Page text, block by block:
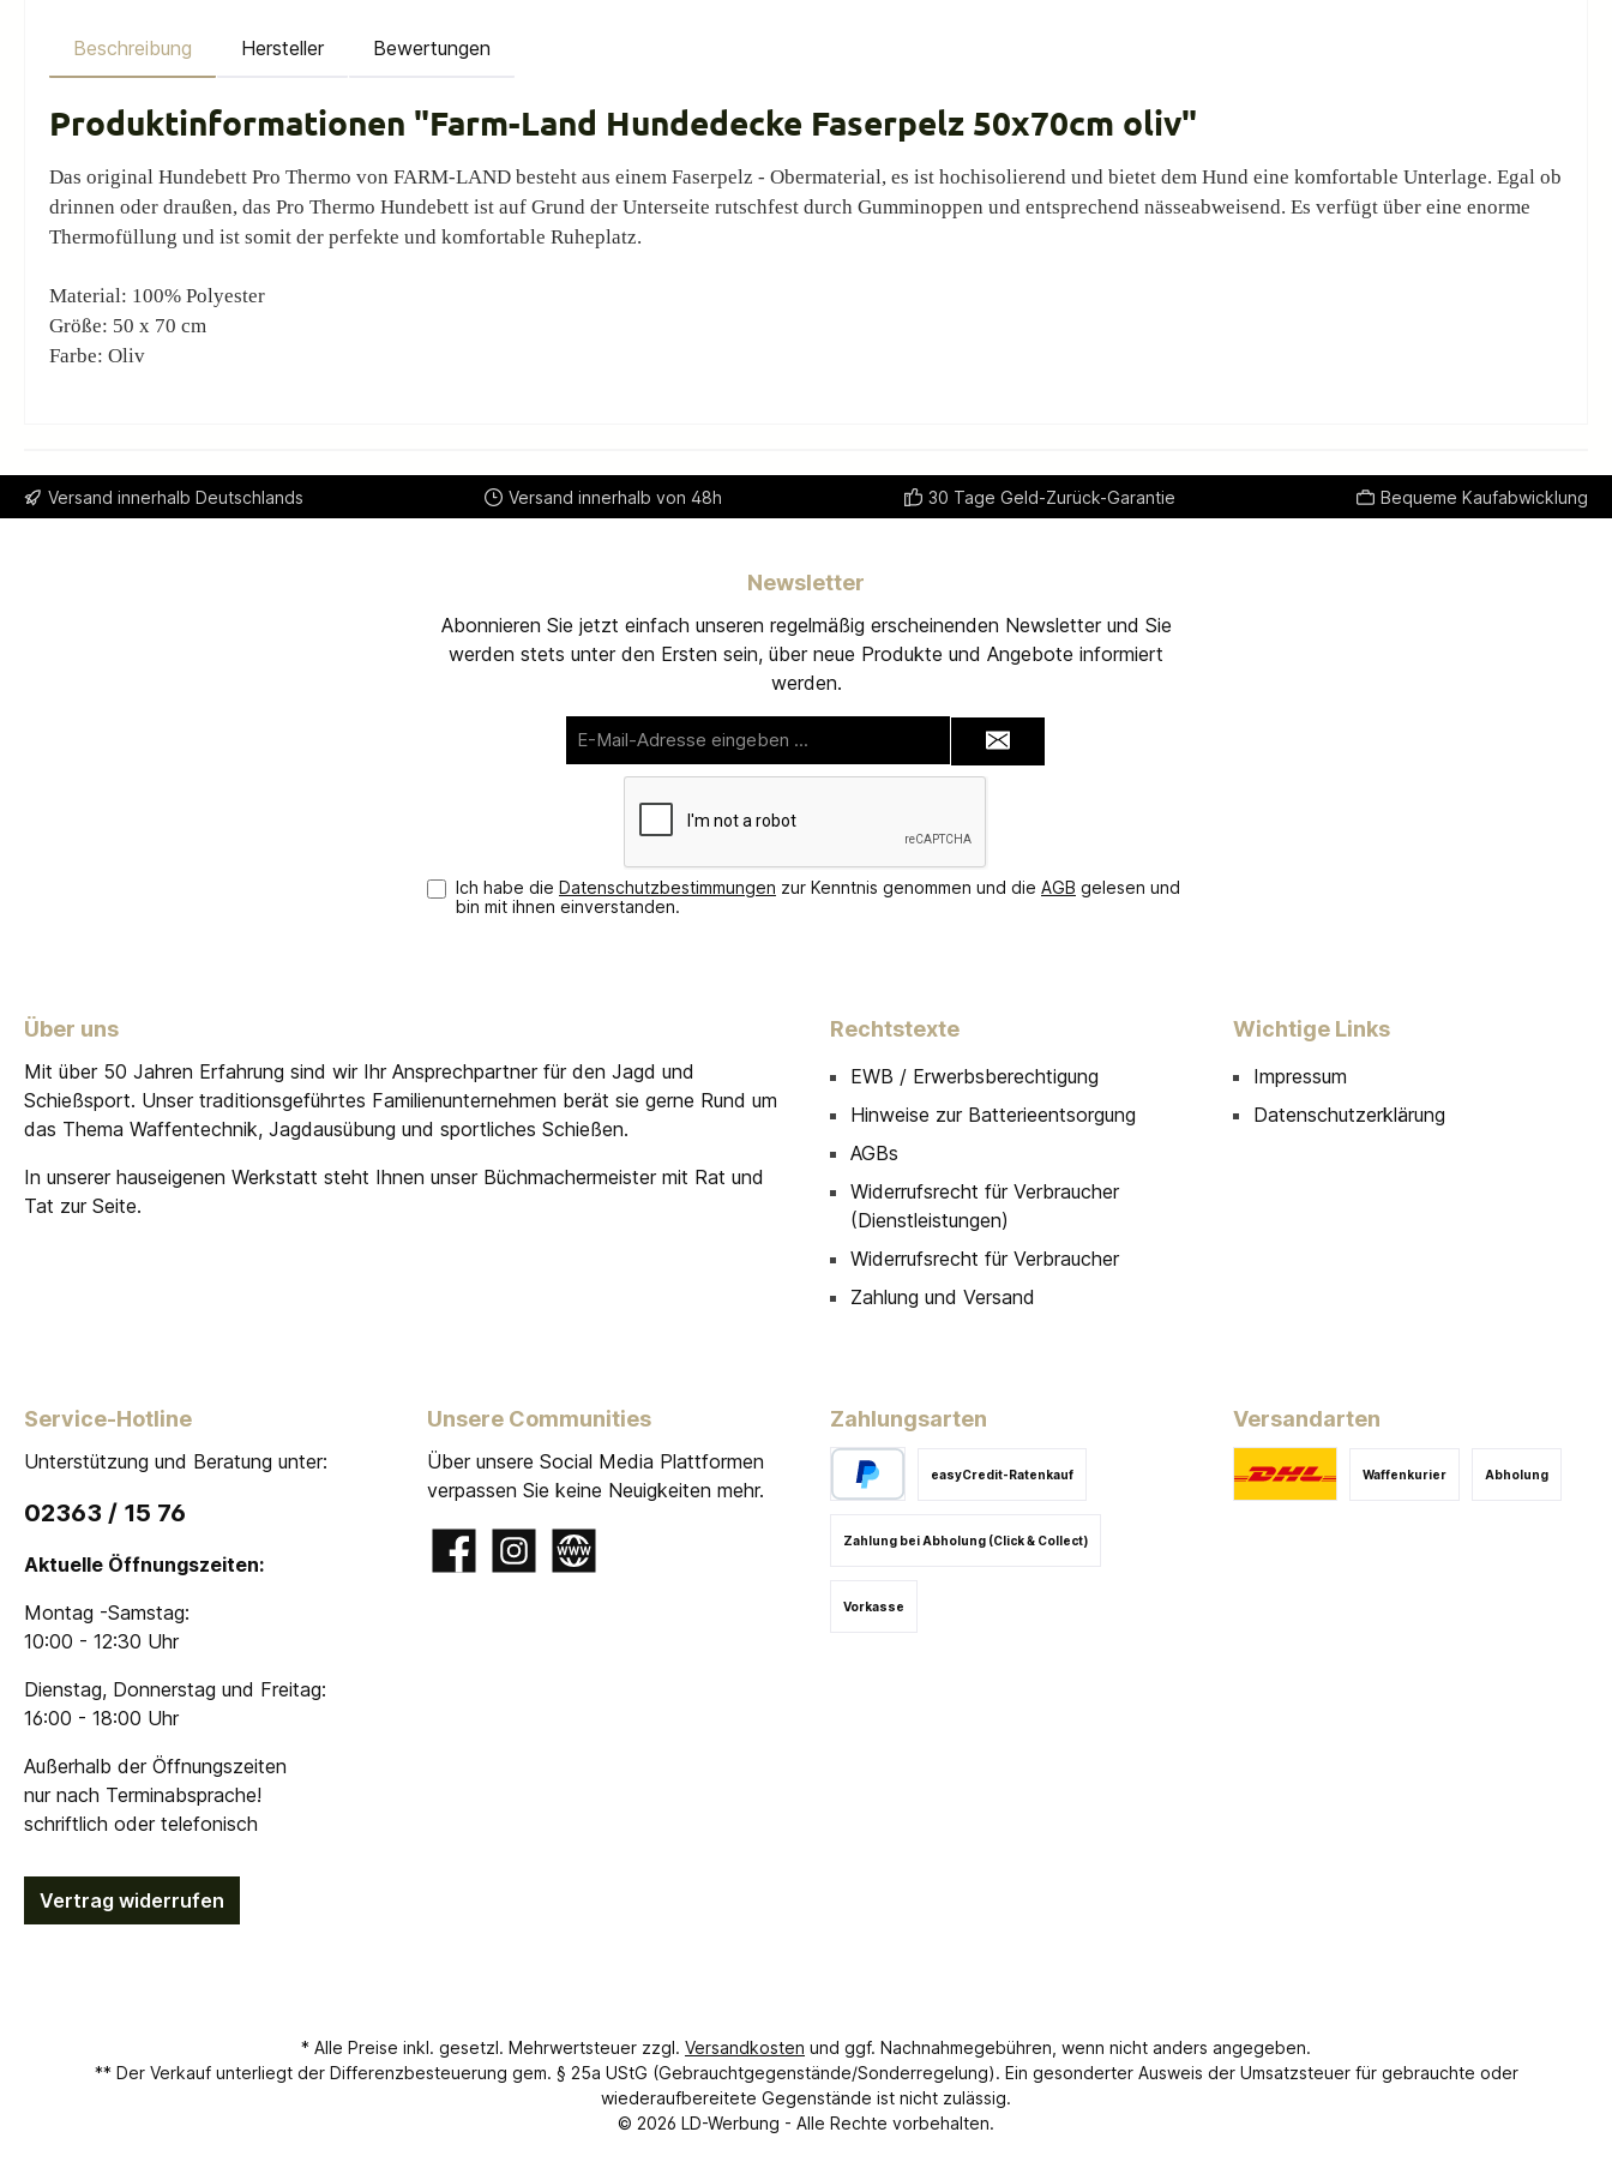
Beschreibung Hersteller Bewertungen
Produktinformationen "Farm-Land Hundedecke Faserpelz 50x70cm oliv"
Das original Hundebett Pro Thermo von FARM-LAND besteht aus einem Faserpelz - Obermaterial, es ist hochisolierend und bietet dem Hund eine komfortable Unterlage. Egal ob
drinnen oder draußen, das Pro Thermo Hundebett ist auf Grund der Unterseite rutschfest durch Gumminoppen und entsprechend nässeabweisend. Es verfügt über eine enorme
Thermofüllung und ist somit der perfekte und komfortable Ruheplatz.
Material: 100% Polyester
Größe: 50 x 70 cm
Farbe: Oliv
Versand innerhalb Deutschlands Versand innerhalb von 48h 30 Tage Geld-Zurück-Garantie Bequeme Kaufabwicklung
Newsletter
Abonnieren Sie jetzt einfach unseren regelmäßig erscheinenden Newsletter und Sie
werden stets unter den Ersten sein, über neue Produkte und Angebote informiert
werden.
Mail-
Adresse*
Ich habe die Datenschutzbestimmungen zur Kenntnis genommen und die AGB gelesen und
bin mit ihnen einverstanden.
Über uns
Mit über 50 Jahren Erfahrung sind wir Ihr Ansprechpartner für den Jagd und
Schießsport. Unser traditionsgeführtes Familienunternehmen berät sie gerne Rund um
das Thema Waffentechnik, Jagdausübung und sportliches Schießen.
In unserer hauseigenen Werkstatt steht Ihnen unser Büchmachermeister mit Rat und
Tat zur Seite.
Rechtstexte
EWB / Erwerbsberechtigung
Hinweise zur Batterieentsorgung
AGBs
Widerrufsrecht für Verbraucher
(Dienstleistungen)
Widerrufsrecht für Verbraucher
Zahlung und Versand
Wichtige Links
Impressum
Datenschutzerklärung
Service-Hotline
Unterstützung und Beratung unter:
02363 / 15 76
Aktuelle Öffnungszeiten:
Montag -Samstag:
10:00 - 12:30 Uhr
Dienstag, Donnerstag und Freitag:
16:00 - 18:00 Uhr
Außerhalb der Öffnungszeiten
nur nach Terminabsprache!
schriftlich oder telefonisch
Vertrag widerrufen
Unsere Communities
Über unsere Social Media Plattformen
verpassen Sie keine Neuigkeiten mehr.
FacebookInstagramWebsite
Zahlungsarten
Vorkasse
easyCredit-Ratenkauf
Zahlung bei Abholung (Click & Collect)
Versandarten
Waffenkurier Abholung
* Alle Preise inkl. gesetzl. Mehrwertsteuer zzgl. Versandkosten und ggf. Nachnahmegebühren, wenn nicht anders angegeben.
** Der Verkauf unterliegt der Differenzbesteuerung gem. § 25a UStG (Gebrauchtgegenstände/Sonderregelung). Ein gesonderter Ausweis der Umsatzsteuer für gebrauchte oder
wiederaufbereitete Gegenstände ist nicht zulässig.
© 2026 LD-Werbung - Alle Rechte vorbehalten.